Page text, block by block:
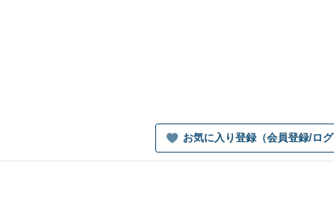
お気に入り登録（会員登録/ログ